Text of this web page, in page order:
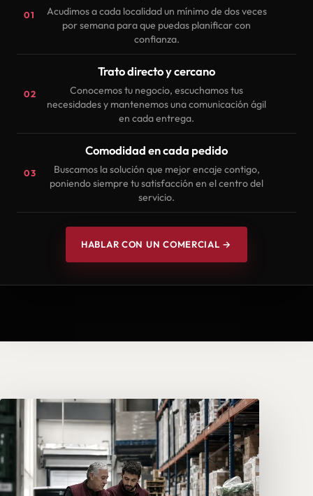
01
Acudimos a cada localidad un mínimo de dos veces
por semana para que puedas planificar con
confianza.
02
Trato directo y cercano
Conocemos tu negocio, escuchamos tus
necesidades y mantenemos una comunicación ágil
en cada entrega.
03
Comodidad en cada pedido
Buscamos la solución que mejor encaje contigo,
poniendo siempre tu satisfacción en el centro del
servicio.
HABLAR CON UN COMERCIAL →